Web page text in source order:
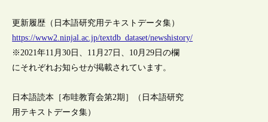
更新履歴（日本語研究用テキストデータ集）
https://www2.ninjal.ac.jp/textdb_dataset/newshistory/
※2021年11月30日、11月27日、10月29日の欄
にそれぞれお知らせが掲載されています。
日本語読本［布哇教育会第2期］（日本語研究
用テキストデータ集）